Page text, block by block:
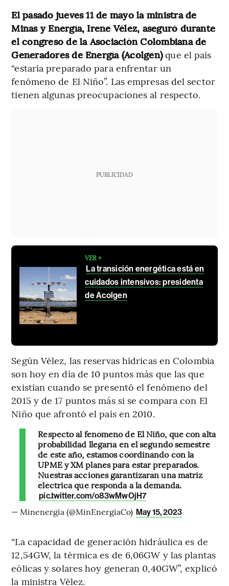
El pasado jueves 11 de mayo la ministra de
Minas y Energía, Irene Vélez, aseguró durante
el congreso de la Asociación Colombiana de
Generadores de Energía (Acolgen)que el país
“estaría preparado para enfrentar un
fenómeno de El Niño”. Las empresas del sector
tienen algunas preocupaciones al respecto.
PUBLICIDAD
VER +
La transición energética está en
cuidados intensivos: presidenta
de Acolgen
Según Vélez, las reservas hídricas en Colombia
son hoy en día de 10 puntos más que las que
existían cuando se presentó el fenómeno del
2015 y de 17 puntos más si se compara con El
Niño que afrontó el país en 2010.
Respecto al fenómeno de El Niño, que con alta
probabilidad llegaría en el segundo semestre
de este año, estamos coordinando con la
UPME y XM planes para estar preparados.
Nuestras acciones garantizarán una matriz
eléctrica que responda a la demanda.
pic.twitter.com/o83wMwOjH7
— Minenergía (@MinEnergiaCo) May 15, 2023
“La capacidad de generación hidráulica es de
12,54GW, la térmica es de 6,06GW y las plantas
eólicas y solares hoy generan 0,40GW”, explicó
la ministra Vélez.